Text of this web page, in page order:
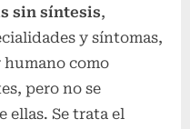
sin síntesis,
y síntomas,
humano como
pero no se
ellas. Se trata el